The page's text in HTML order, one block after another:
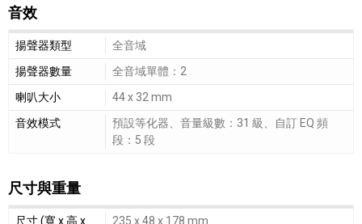
音效
音效細節敘述
揚聲器類型
全音域
揚聲器數量
全音域單體：2
喇叭大小
44 x 32 mm
音效模式
預設等化器、音量級數：31 級、自訂 EQ 頻
段：5 段
尺寸與重量
尺寸與重量細節敘述
尺寸 (寬 x 高 x
235 x 48 x 178 mm